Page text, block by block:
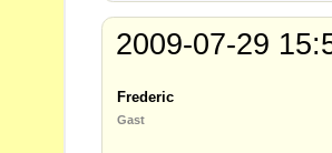
2009-07-29
Frederic
Gast